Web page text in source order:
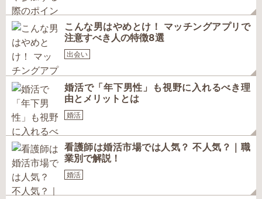
こんな男はやめとけ！ マッチングアプリで
注意すべき人の特徴8選
出会い
婚活で「年下男性」も視野に入れるべき理
由とメリットとは
婚活
看護師は婚活市場では人気？ 不人気？｜職
業別で解説！
婚活